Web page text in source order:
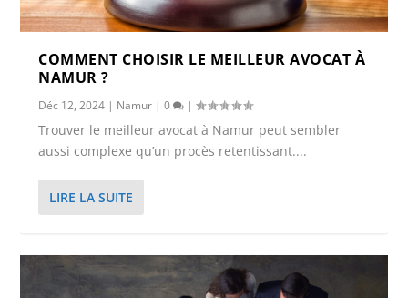
COMMENT CHOISIR LE MEILLEUR AVOCAT À
NAMUR ?
Déc 12, 2024 | Namur |0 |
Trouver le meilleur avocat à Namur peut sembler
aussi complexe qu’un procès retentissant....
LIRE LA SUITE